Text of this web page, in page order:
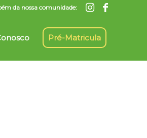
da nossa comunidade:
Pré-Matricula